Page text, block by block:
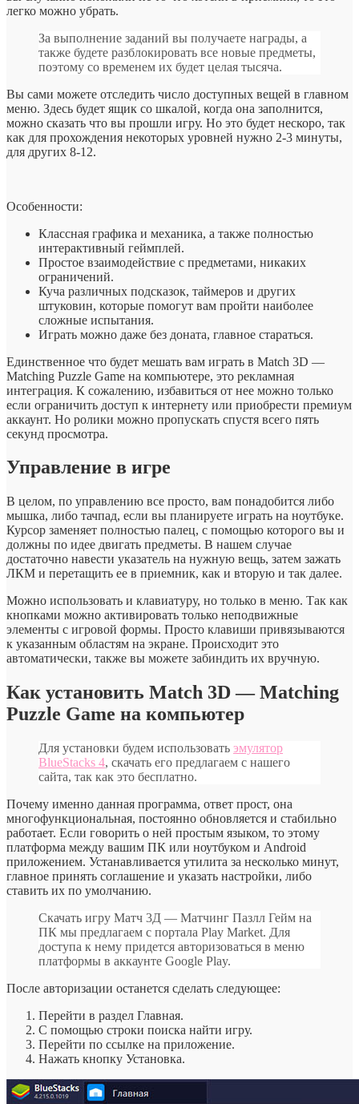
легко можно убрать.
За выполнение заданий вы получаете награды, а
также будете разблокировать все новые предметы,
поэтому со временем их будет целая тысяча.
Вы сами можете отследить число доступных вещей в главном
меню. Здесь будет ящик со шкалой, когда она заполнится,
можно сказать что вы прошли игру. Но это будет нескоро, так
как для прохождения некоторых уровней нужно 2-3 минуты,
для других 8-12.
Особенности:
Классная графика и механика, а также полностью
интерактивный геймплей.
Простое взаимодействие с предметами, никаких
ограничений.
Куча различных подсказок, таймеров и других
штуковин, которые помогут вам пройти наиболее
сложные испытания.
Играть можно даже без доната, главное стараться.
Единственное что будет мешать вам играть в Match 3D —
Matching Puzzle Game на компьютере, это рекламная
интеграция. К сожалению, избавиться от нее можно только
если ограничить доступ к интернету или приобрести премиум
аккаунт. Но ролики можно пропускать спустя всего пять
секунд просмотра.
Управление в игре
В целом, по управлению все просто, вам понадобится либо
мышка, либо тачпад, если вы планируете играть на ноутбуке.
Курсор заменяет полностью палец, с помощью которого вы и
должны по идее двигать предметы. В нашем случае
достаточно навести указатель на нужную вещь, затем зажать
ЛКМ и перетащить ее в приемник, как и вторую и так далее.
Можно использовать и клавиатуру, но только в меню. Так как
кнопками можно активировать только неподвижные
элементы с игровой формы. Просто клавиши привязываются
к указанным областям на экране. Происходит это
автоматически, также вы можете забиндить их вручную.
Как установить Match 3D — Matching
Puzzle Game на компьютер
Для установки будем использовать эмулятор
BlueStacks 4, скачать его предлагаем с нашего
сайта, так как это бесплатно.
Почему именно данная программа, ответ прост, она
многофункциональная, постоянно обновляется и стабильно
работает. Если говорить о ней простым языком, то этому
платформа между вашим ПК или ноутбуком и Android
приложением. Устанавливается утилита за несколько минут,
главное принять соглашение и указать настройки, либо
ставить их по умолчанию.
Скачать игру Матч 3Д — Матчинг Пазлл Гейм на
ПК мы предлагаем с портала Play Market. Для
доступа к нему придется авторизоваться в меню
платформы в аккаунте Google Play.
После авторизации останется сделать следующее:
Перейти в раздел Главная.
С помощью строки поиска найти игру.
Перейти по ссылке на приложение.
Нажать кнопку Установка.